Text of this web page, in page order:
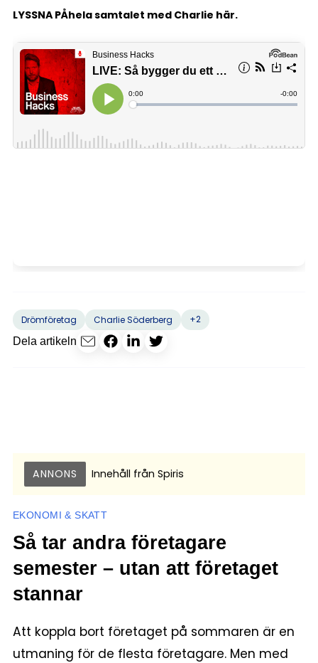
LYSSNA PÅhela samtalet med Charlie här.
Drömföretag Charlie Söderberg
+2
Dela artikeln
ANNONS Innehåll från Spiris
EKONOMI & SKATT
Så tar andra företagare
semester – utan att företaget
stannar
Att koppla bort företaget på sommaren är en
utmaning för de flesta företagare. Men med